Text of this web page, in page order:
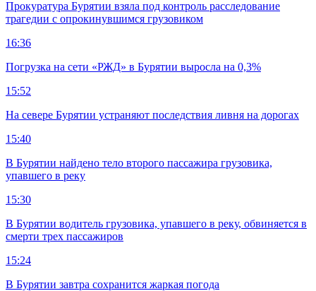
Прокуратура Бурятии взяла под контроль расследование
трагедии с опрокинувшимся грузовиком
16:36
Погрузка на сети «РЖД» в Бурятии выросла на 0,3%
15:52
На севере Бурятии устраняют последствия ливня на дорогах
15:40
В Бурятии найдено тело второго пассажира грузовика,
упавшего в реку
15:30
В Бурятии водитель грузовика, упавшего в реку, обвиняется в
смерти трех пассажиров
15:24
В Бурятии завтра сохранится жаркая погода